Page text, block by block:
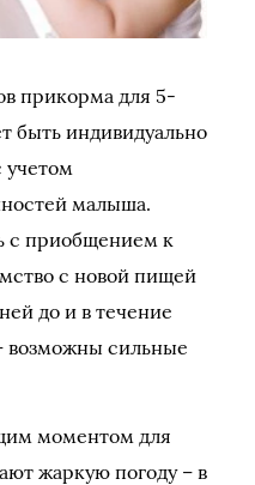
прикорма для 5-
быть индивидуально
учетом
малыша.
с приобщением к
с новой пищей
до и в течение
возможны сильные
моментом для
жаркую погоду – в